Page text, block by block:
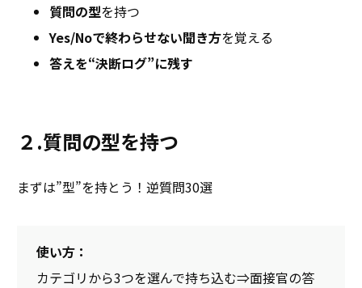
質問の型を持つ
Yes/Noで終わらせない聞き方を覚える
答えを“決断ログ”に残す
２.質問の型を持つ
まずは”型”を持とう！逆質問30選
使い方：
カテゴリから3つを選んで持ち込む⇒面接官の答